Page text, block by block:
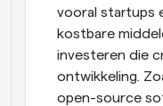
vooral startups
kostbare
investeren die
ontwikkeling.
open-source